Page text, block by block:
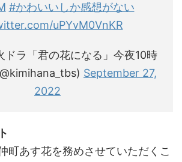
#かわいいしか感想がない
uPYvM0VnKR
ラ「君の花になる」今夜10時
September 27,
2022
町あす花を務めさせていただくこ